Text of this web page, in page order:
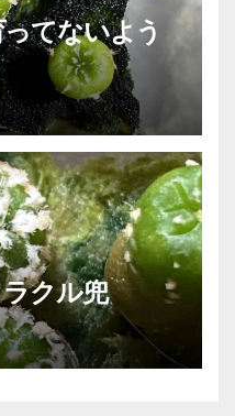
てないよう
クル兜